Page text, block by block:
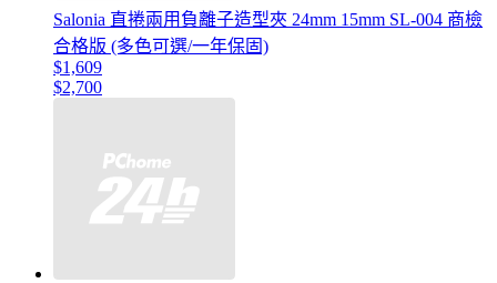
Salonia 直捲兩用負離子造型夾 24mm 15mm SL-004 商檢
合格版 (多色可選/一年保固)
$1,609
$2,700